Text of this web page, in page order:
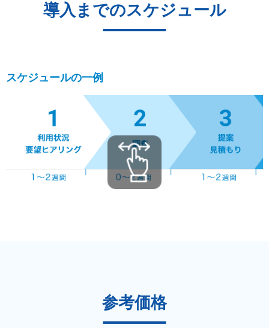
導入までのスケジュール
スケジュールの一例
参考価格